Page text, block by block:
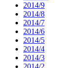
2014/9
2014/8
2014/7
2014/6
2014/5
2014/4
2014/3
2014/2